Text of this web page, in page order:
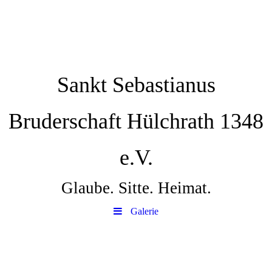
Sankt Sebastianus
Bruderschaft Hülchrath 1348
e.V.
Glaube. Sitte. Heimat.
Galerie